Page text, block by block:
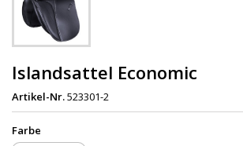
Islandsattel Economic
Artikel-Nr.523301-2
Farbe